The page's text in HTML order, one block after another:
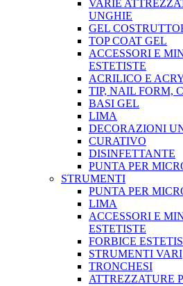
VARIE
UNGHIE
GEL
TOP COAT GEL
ACCESSORI E
ESTETISTE
ACRILICO E
TIP, NAIL FORM,
BASI GEL
LIMA
DECORAZIONI
CURATIVO
DISINFETTANTE
PUNTA PER
STRUMENTI
PUNTA PER
LIMA
ACCESSORI E
ESTETISTE
FORBICE
STRUMENTI VARI
TRONCHESI
ATTREZZATURE